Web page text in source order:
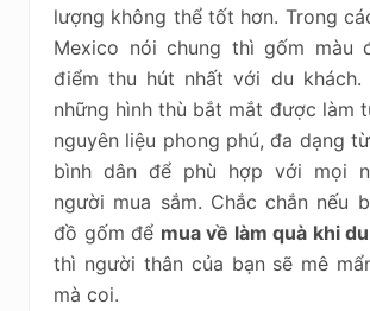
lượng không thể tốt hơn. Trong
Mexico nói chung thì gốm màu
điểm thu hút nhất với du
những hình thù bắt mắt được làm
nguyên liệu phong phú, đa dạng
bình dân để phù hợp với mọi
người mua sắm. Chắc chắn nếu
đồ gốm để mua về làm quà khi
thì người thân của bạn sẽ mê
mà coi.